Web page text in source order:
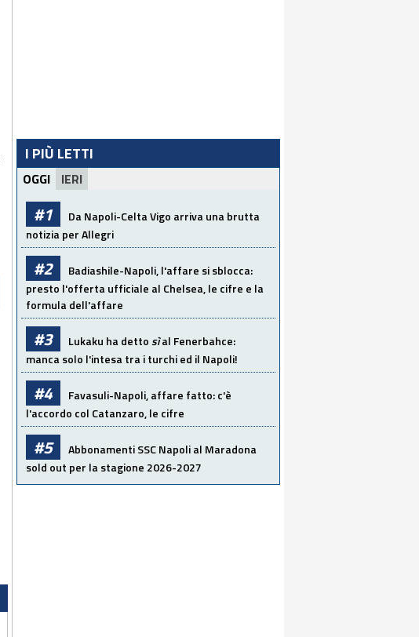
I PIÙ LETTI
OGGI IERI
#1
Da Napoli-Celta Vigo arriva una brutta
notizia per Allegri
#2
Badiashile-Napoli, l'affare si sblocca:
presto l'offerta ufficiale al Chelsea, le cifre e la
formula dell'affare
#3 Lukaku ha dettosìal Fenerbahce:
manca solo l'intesa tra i turchi ed il Napoli!
#4
Favasuli-Napoli, affare fatto: c'è
l'accordo col Catanzaro, le cifre
#5
Abbonamenti SSC Napoli al Maradona
sold out per la stagione 2026-2027